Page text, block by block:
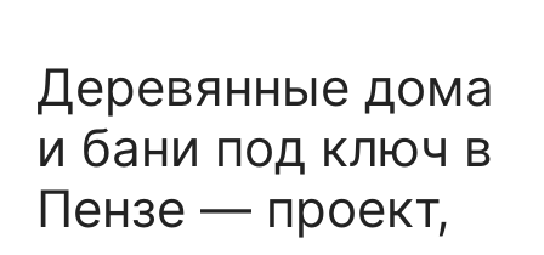
Деревянные дома
и бани под ключ в
Пензе — проект,